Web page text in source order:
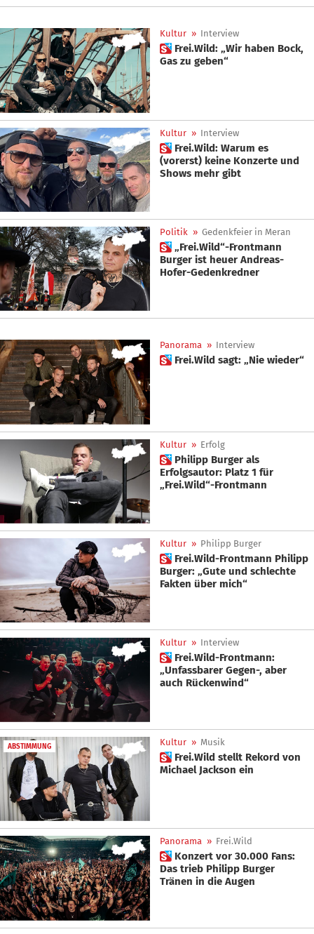
Kultur » Interview
 Frei.Wild: „Wir haben Bock,
Gas zu geben“
Kultur » Interview
 Frei.Wild: Warum es
(vorerst) keine Konzerte und
Shows mehr gibt
Politik » Gedenkfeier in Meran
 „Frei.Wild“-Frontmann
Burger ist heuer Andreas-
Hofer-Gedenkredner
Panorama » Interview
 Frei.Wild sagt: „Nie wieder“
Kultur » Erfolg
 Philipp Burger als
Erfolgsautor: Platz 1 für
„Frei.Wild“-Frontmann
Kultur » Philipp Burger
 Frei.Wild-Frontmann Philipp
Burger: „Gute und schlechte
Fakten über mich“
Kultur » Interview
 Frei.Wild-Frontmann:
„Unfassbarer Gegen-, aber
auch Rückenwind“
ABSTIMMUNG Kultur » Musik
 Frei.Wild stellt Rekord von
Michael Jackson ein
Panorama » Frei.Wild
 Konzert vor 30.000 Fans:
Das trieb Philipp Burger
Tränen in die Augen